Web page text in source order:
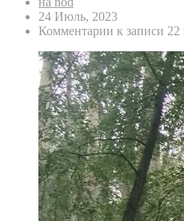
24 Июль, 2023
Комментарии к записи